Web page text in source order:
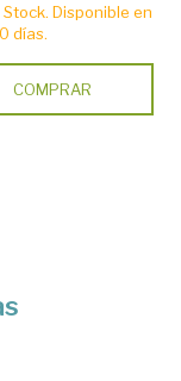
Stock. Disponible en
días.
COMPRAR